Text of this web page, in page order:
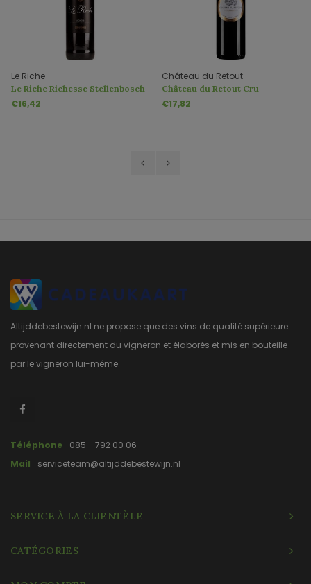
Le Riche
Le Riche Richesse Stellenbosch
€16,42
Château du Retout
Château du Retout Cru
Bourgeois
€17,82
Altijddebestewijn.nl ne propose que des vins de qualité supérieure
provenant directement du vigneron et élaborés et mis en bouteille
par le vigneron lui-même.
Téléphone
085 - 792 00 06
Mail
serviceteam@altijddebestewijn.nl
SERVICE À LA CLIENTÈLE
CATÉGORIES